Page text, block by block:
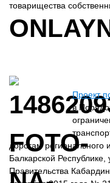
товарищества
Проект
в
дорогам регионального
Балкарской
Правительства